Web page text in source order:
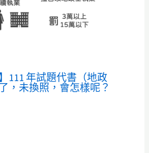
111 年試題代書（地政
，未換照，會怎樣呢？